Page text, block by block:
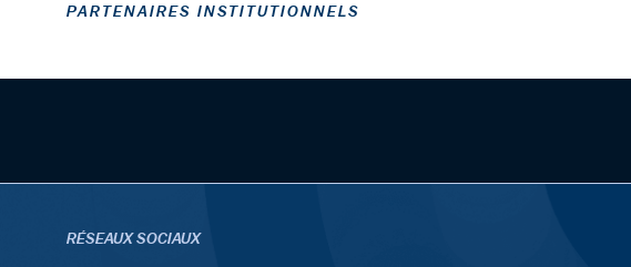
PARTENAIRES INSTITUTIONNELS
RÉSEAUX SOCIAUX